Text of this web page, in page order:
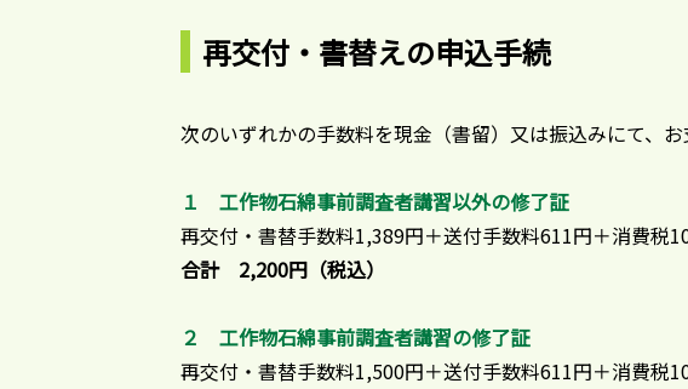
再交付・書替えの申込手続
次のいずれかの手数料を現金（書留）又は振込みにて、お
１ 工作物石綿事前調査者講習以外の修了証
再交付・書替手数料1,389円＋送付手数料611円＋消費税10
合計 2,200円（税込）
２ 工作物石綿事前調査者講習の修了証
再交付・書替手数料1,500円＋送付手数料611円＋消費税10